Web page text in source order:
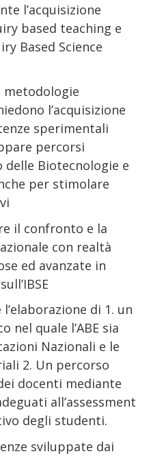
l’acquisizione
based teaching e
Based Science
metodologie
l’acquisizione
sperimentali
percorsi
delle Biotecnologie e
per stimolare
il confronto e la
con realtà
ed avanzate in
di 1. un
nel quale l’ABE sia
Nazionali e le
2. Un percorso
docenti mediante
all’assessment
degli studenti.
sviluppate dai